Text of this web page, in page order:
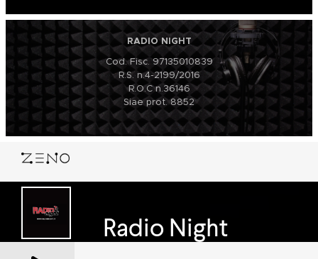
RADIO NIGHT
Cod. Fisc. 97135010839
R.S. n.4-2199/2016
R.O.C n.36146
Siae prot. 8852